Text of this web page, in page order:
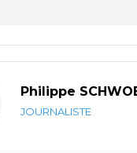
Philippe
JOURNALISTE